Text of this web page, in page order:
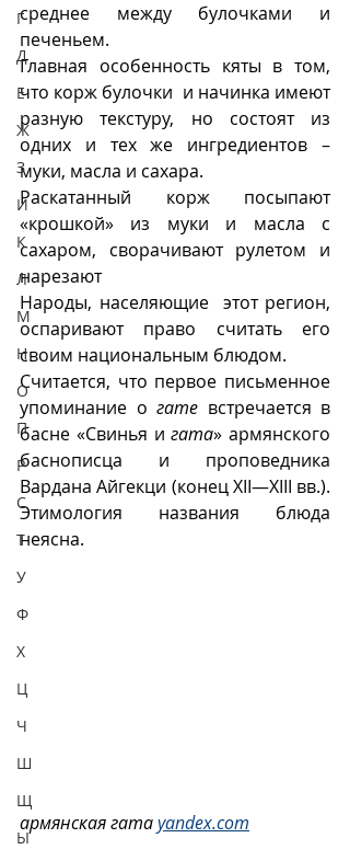
Г
Д
Е
Ж
З
И
К
Л
М
Н
О
П
Р
С
Т
У
Ф
Х
Ц
Ч
Ш
Щ
Ы
среднее между булочками и
печеньем.
Главная особенность кяты в том,
что корж булочки  и начинка имеют
разную текстуру, но состоят из
одних и тех же ингредиентов –
муки, масла и сахара.
Раскатанный корж посыпают
«крошкой» из муки и масла с
сахаром, сворачивают рулетом и
нарезают
Народы, населяющие  этот регион,
оспаривают право считать его
своим национальным блюдом.
Считается, что первое письменное
упоминание о гате встречается в
басне «Свинья и гата» армянского
баснописца и проповедника
Вардана Айгекци (конец XII—XIII вв.).
Этимология названия блюда
неясна.
армянская гата yandex.com